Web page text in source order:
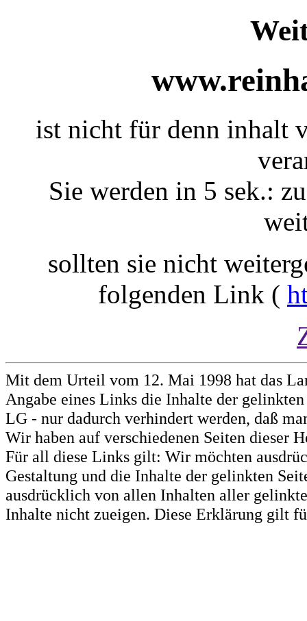
ist nicht für denn inhalt
Sie werden in 5 sek.:
sollten sie nicht
folgenden Link (
Mit dem Urteil vom 12. Mai 1998 hat das
Angabe eines Links die Inhalte der
LG - nur dadurch verhindert werden, daß
Wir haben auf verschiedenen Seiten dieser
Für all diese Links gilt: Wir möchten
Gestaltung und die Inhalte der gelinkten
ausdrücklich von allen Inhalten aller
Inhalte nicht zueigen. Diese Erklärung gilt